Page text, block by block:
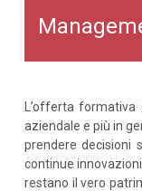
L’offerta
aziendale e più in
prendere decisioni
continue
restano il vero